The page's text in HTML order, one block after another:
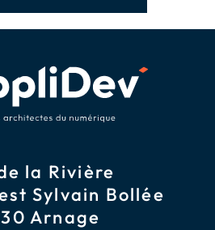
la Rivière
Sylvain Bollée
Arnage